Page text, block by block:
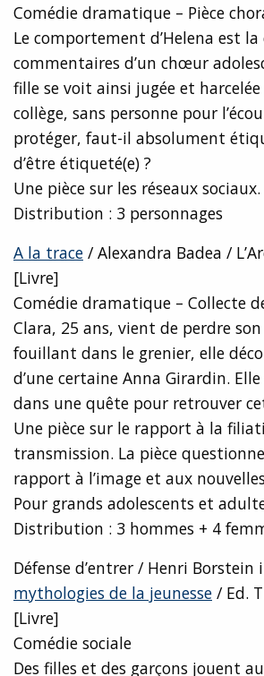
Comédie dramatique – Pièce
Le comportement d’Helena est la
commentaires d’un chœur
fille se voit ainsi jugée et
collège, sans personne pour
protéger, faut-il absolument
d’être étiqueté(e) ?
Une pièce sur les réseaux sociaux.
Distribution : 3 personnages
A la trace / Alexandra Badea /
[Livre]
Comédie dramatique – Collecte
Clara, 25 ans, vient de perdre son
fouillant dans le grenier, elle
d’une certaine Anna Girardin.
dans une quête pour retrouver
Une pièce sur le rapport à la
transmission. La pièce
rapport à l’image et aux
Pour grands adolescents et
Distribution : 3 hommes + 4
Défense d’entrer / Henri Borstein
mythologies de la jeunesse / Ed.
[Livre]
Comédie sociale
Des filles et des garçons jouent